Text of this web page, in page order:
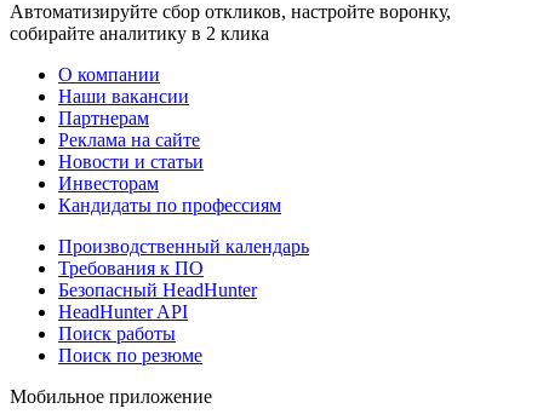
Автоматизируйте сбор откликов, настройте воронку,
собирайте аналитику в 2 клика
О компании
Наши вакансии
Партнерам
Реклама на сайте
Новости и статьи
Инвесторам
Кандидаты по профессиям
Производственный календарь
Требования к ПО
Безопасный HeadHunter
HeadHunter API
Поиск работы
Поиск по резюме
Мобильное приложение